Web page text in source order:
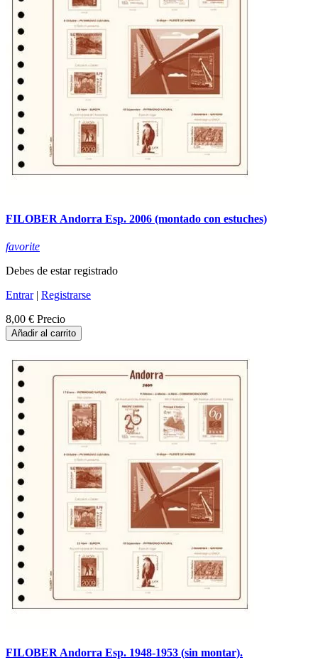
FILOBER Andorra Esp. 2006 (montado con estuches)
favorite
Debes de estar registrado
Entrar| Registrarse
8,00 € Precio
Añadir al carrito
FILOBER Andorra Esp. 1948-1953 (sin montar).